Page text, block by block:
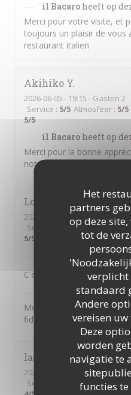
Het
partners
op deze
tot de
verplicht
standaard
Andere
vereisen
Deze
worden
navigatie te
functies
il Bacaro heeft op
Merci pour votre visite, et
toujours un plaisir de vous
restaurant italien
Akihiko Y
2026-06-05 - 19:15 - Gasten 2
Service : 5/5 Atmosfeer : 5/5
5/5
il Bacaro heeft op
Merci pour la bonne
notre petit restaurant
Lora
2026-03-31
- 12:15 - Gasten 3
Service
/5 Atmosfeer:5/5
5/5
C'était délicieux et un vrai
il Bacaroheeft op
Merci pour vos
fidélité !
laurence T
2026-03-13
- 21:00 - Gasten 2
Service
Atmosfeer: 3/5